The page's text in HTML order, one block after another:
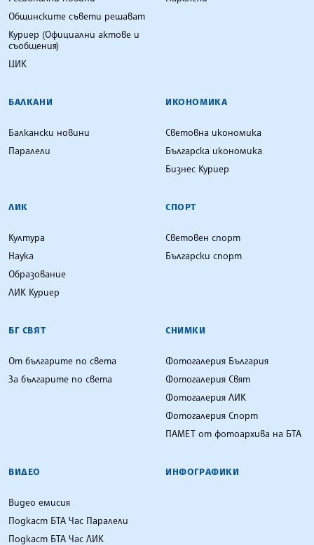
Общинските съвети решават
Куриер (Официални актове и
съобщения)
ЦИК
БАЛКАНИ
Балкански новини
Паралели
ИКОНОМИКА
Световна икономика
Българска икономика
Бизнес Куриер
ЛИК
Култура
Наука
Образование
ЛИК Куриер
СПОРТ
Световен спорт
Български спорт
БГ СВЯТ
От българите по света
За българите по света
СНИМКИ
Фотогалерия България
Фотогалерия Свят
Фотогалерия ЛИК
Фотогалерия Спорт
ПАМЕТ от фотоархива на БТА
ВИДЕО
Видео емисия
Подкаст БТА Час Паралели
Подкаст БТА Час ЛИК
ИНФОГРАФИКИ